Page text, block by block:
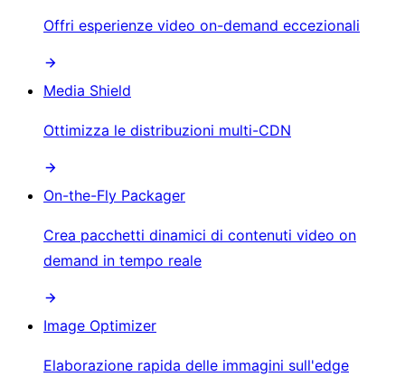
Offri esperienze video on-demand eccezionali
Media Shield
Ottimizza le distribuzioni multi-CDN
On-the-Fly Packager
Crea pacchetti dinamici di contenuti video on
demand in tempo reale
Image Optimizer
Elaborazione rapida delle immagini sull'edge